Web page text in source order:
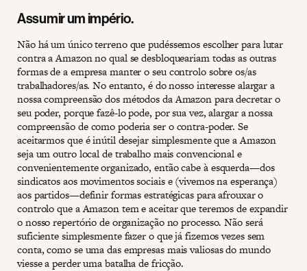
Assumir um império.
Não há um único terreno que pudéssemos escolher para lutar
contra a Amazon no qual se desbloqueariam todas as outras
formas de a empresa manter o seu controlo sobre os/as
trabalhadores/as. No entanto, é do nosso interesse alargar a
nossa compreensão dos métodos da Amazon para decretar o
seu poder, porque fazê-lo pode, por sua vez, alargar a nossa
compreensão de como poderia ser o contra-poder. Se
aceitarmos que é inútil desejar simplesmente que a Amazon
seja um outro local de trabalho mais convencional e
convenientemente organizado, então cabe à esquerda—dos
sindicatos aos movimentos sociais e (vivemos na esperança)
aos partidos—definir formas estratégicas para afrouxar o
controlo que a Amazon tem e aceitar que teremos de expandir
o nosso repertório de organização no processo. Não será
suficiente simplesmente fazer o que já fizemos vezes sem
conta, como se uma das empresas mais valiosas do mundo
viesse a perder uma batalha de fricção.